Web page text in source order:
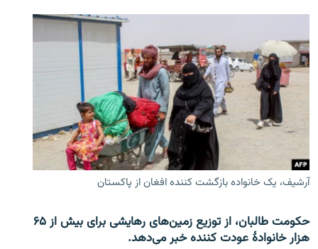
آرشیف، یک خانواده بازگشت کننده افغان از پاکستان
حکومت طالبان، از توزیع زمین‌های رهایشی برای بیش از ۶۵
هزار خانوادۀ عودت کننده خبر می‌دهد.